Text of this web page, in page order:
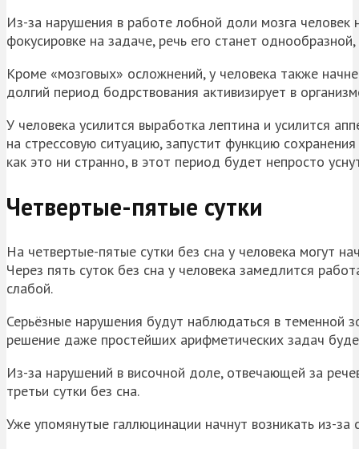
Из-за нарушения в работе лобной доли мозга
фокусировке на задаче, речь его станет
Кроме «мозговых» осложнений, у человека также
долгий период бодрствования активизирует в
У человека усилится выработка лептина и усилится
на стрессовую ситуацию, запустит функцию
как это ни странно, в этот период будет непросто
Четвертые-пятые сутки
На четвертые-пятые сутки без сна у человека могут
Через пять суток без сна у человека замедлится
слабой.
Серьёзные нарушения будут наблюдаться в теменной
решение даже простейших арифметических задач
Из-за нарушений в височной доле, отвечающей за
третьи сутки без сна.
Уже упомянутые галлюцинации начнут возникать из-